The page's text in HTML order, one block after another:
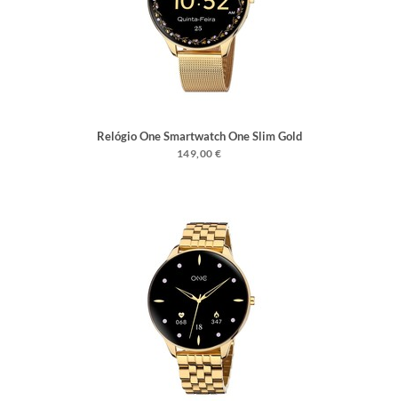
Relógio One Smartwatch One Slim Gold
Mesh
149,00 €